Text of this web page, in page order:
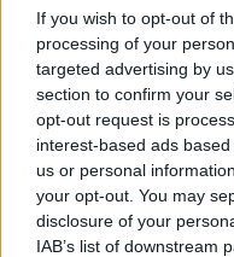
If you wish to opt-out of
processing of your
targeted advertising by
section to confirm your
opt-out request is
interest-based ads
us or personal
your opt-out. You may
disclosure of your
IAB’s list of downstream
Continuando, la nonna e
Metaverso smart
Fiamme
Anzi
Confessioni autoreferenziali
Utopie
Estate
Il lago
Il diluvio
La classe